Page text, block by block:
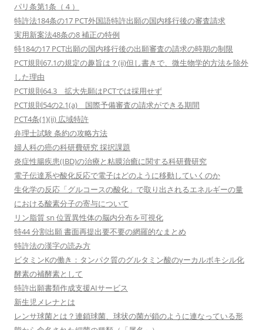
パリ条第1条（４）
特許法184条の17 PCT外国語特許出願の国内移行後の審査請求
実用新案法48条の8 補正の特例
特184の17 PCT出願の国内移行後の出願審査の請求の時期の制限
PCT規則67.1の規定の趣旨は？(ii)但し書きで、微生物学的方法を除外
した理由
PCT規則64.3 拡大先願はPCTでは採用せず
PCT規則54の2.1(a) 国際予備審査の請求ができる期間
PCT4条(1)(ii) 広域特許
弁理士試験 条約の攻略方法
婦人科の癌の科研費研究 採択課題
炎症性腸疾患(IBD)の治療と粘膜治癒に関する科研費研究
電子伝達系や酸化反応で電子はどのように移動していくのか
生化学の反応「グルコースの酸化」で取り出されるエネルギーの量
における酸素分子の寄与について
リン脂質 sn 位置異性体の脳内分布を可視化
特44 分割出願 書面再提出要不要の網羅的なまとめ
特許法の漢字の読み方
ビタミンKの働き：タンパク質のグルタミン酸のγーカルボキシル化
酵素の補酵素として
特許出願書類作成支援AIサービス
新生児メレナとは
レンサ球菌とは？連鎖球菌、球状の菌が鎖のように連なっている形